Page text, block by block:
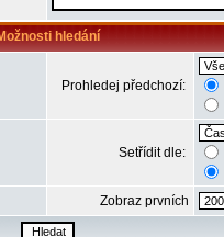
hledání
Prohledej předchozí:
Setřídit dle:
Zobraz prvních